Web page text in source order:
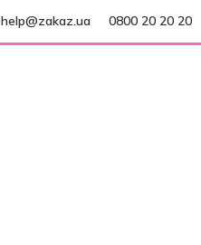
help@zakaz.ua 0800 20 20 20